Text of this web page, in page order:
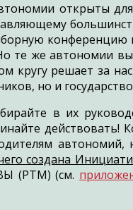
открыты
конференцию
те же автономии
кругу решает за
но и
в их
действовать!
автономий,
создана
(РТМ) (см.